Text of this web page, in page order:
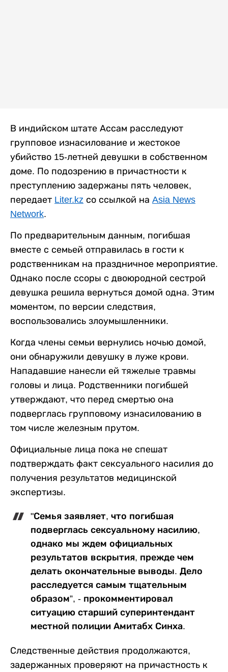
В индийском штате Ассам расследуют
групповое изнасилование и жестокое
убийство 15-летней девушки в собственном
доме. По подозрению в причастности к
преступлению задержаны пять человек,
передает Liter.kz со ссылкой на Asia News
Network.
По предварительным данным, погибшая
вместе с семьей отправилась в гости к
родственникам на праздничное мероприятие.
Однако после ссоры с двоюродной сестрой
девушка решила вернуться домой одна. Этим
моментом, по версии следствия,
воспользовались злоумышленники.
Когда члены семьи вернулись ночью домой,
они обнаружили девушку в луже крови.
Нападавшие нанесли ей тяжелые травмы
головы и лица. Родственники погибшей
утверждают, что перед смертью она
подверглась групповому изнасилованию в
том числе железным прутом.
Официальные лица пока не спешат
подтверждать факт сексуального насилия до
получения результатов медицинской
экспертизы.
"Семья заявляет, что погибшая
подверглась сексуальному насилию,
однако мы ждем официальных
результатов вскрытия, прежде чем
делать окончательные выводы. Дело
расследуется самым тщательным
образом”, - прокомментировал
ситуацию старший суперинтендант
местной полиции Амитабх Синха.
Следственные действия продолжаются,
задержанных проверяют на причастность к